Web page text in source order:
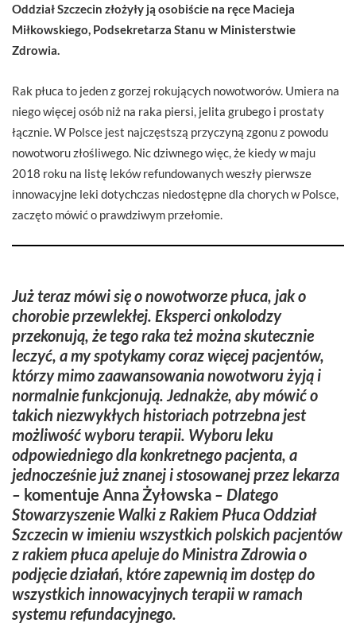
Oddział Szczecin złożyły ją osobiście na ręce Macieja
Miłkowskiego, Podsekretarza Stanu w Ministerstwie
Zdrowia.
Rak płuca to jeden z gorzej rokujących nowotworów. Umiera na
niego więcej osób niż na raka piersi, jelita grubego i prostaty
łącznie. W Polsce jest najczęstszą przyczyną zgonu z powodu
nowotworu złośliwego. Nic dziwnego więc, że kiedy w maju
2018 roku na listę leków refundowanych weszły pierwsze
innowacyjne leki dotychczas niedostępne dla chorych w Polsce,
zaczęto mówić o prawdziwym przełomie.
Już teraz mówi się o nowotworze płuca, jak o
chorobie przewlekłej. Eksperci onkolodzy
przekonują, że tego raka też można skutecznie
leczyć, a my spotykamy coraz więcej pacjentów,
którzy mimo zaawansowania nowotworu żyją i
normalnie funkcjonują. Jednakże, aby mówić o
takich niezwykłych historiach potrzebna jest
możliwość wyboru terapii. Wyboru leku
odpowiedniego dla konkretnego pacjenta, a
jednocześnie już znanej i stosowanej przez lekarza
– komentuje Anna Żyłowska – Dlatego
Stowarzyszenie Walki z Rakiem Płuca Oddział
Szczecin w imieniu wszystkich polskich pacjentów
z rakiem płuca apeluje do Ministra Zdrowia o
podjęcie działań, które zapewnią im dostęp do
wszystkich innowacyjnych terapii w ramach
systemu refundacyjnego.